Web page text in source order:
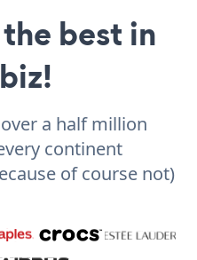
best in
a half million
continent
of course not)